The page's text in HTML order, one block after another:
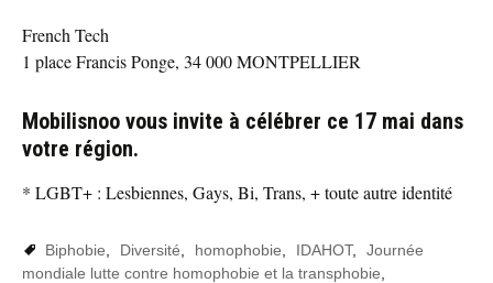
French Tech
1 place Francis Ponge, 34 000 MONTPELLIER
Mobilisnoo vous invite à célébrer ce 17 mai dans
votre région.
* LGBT+ : Lesbiennes, Gays, Bi, Trans, + toute autre identité
Biphobie Diversité homophobie IDAHOT,
Journée
mondiale lutte contre homophobie et la transphobie